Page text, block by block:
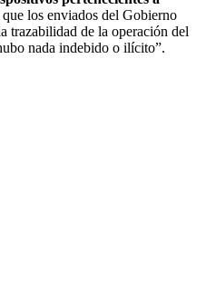
los enviados del Gobierno
trazabilidad de la operación del
nada indebido o ilícito”.